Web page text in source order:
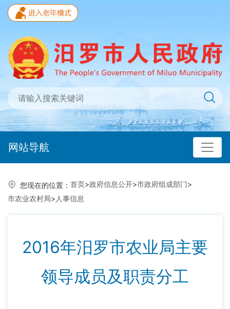
网站导航
您现在的位置： 首页>政府信息公开>市政府组成部门>
市农业农村局> 人事信息
2016年汨罗市农业局主要
领导成员及职责分工